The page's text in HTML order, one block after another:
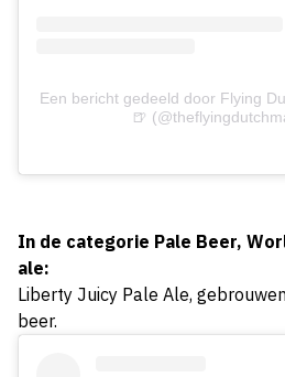
Een bericht gedeeld door Flying
🍺
In de categorie Pale Beer,
ale:
Liberty Juicy Pale Ale,
beer.